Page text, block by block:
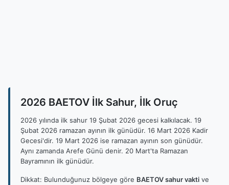
2026 BAETOV İlk Sahur, İlk Oruç
2026 yılında ilk sahur 19 Şubat 2026 gecesi kalkılacak. 19
Şubat 2026 ramazan ayının ilk günüdür. 16 Mart 2026 Kadir
Gecesi'dir. 19 Mart 2026 ise ramazan ayının son günüdür.
Aynı zamanda Arefe Günü denir. 20 Mart'ta Ramazan
Bayramının ilk günüdür.
Dikkat: Bulunduğunuz bölgeye göre BAETOV sahur vakti ve